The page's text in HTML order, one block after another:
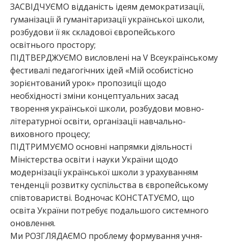
ЗАСВІДЧУЄМО відданість ідеям демократизації,
гуманізації й гуманітаризації української школи,
розбудови її як складової європейського
освітнього простору;
ПІДТВЕРДЖУЄМО висловлені на V Всеукраїнському
фестивалі педагогічних ідей «Мій особистісно
зорієнтований урок» пропозиції щодо
необхідності зміни концептуальних засад
творення української школи, розбудови мовно-
літературної освіти, організації навчально-
виховного процесу;
ПІДТРИМУЄМО основні напрямки діяльності
Міністерства освіти і науки України щодо
модернізації української школи з урахуванням
тенденції розвитку суспільства в європейському
співтоваристві. Водночас КОНСТАТУЄМО, що
освіта України потребує подальшого системного
оновлення.
Ми РОЗГЛЯДАЄМО проблему формування учня-